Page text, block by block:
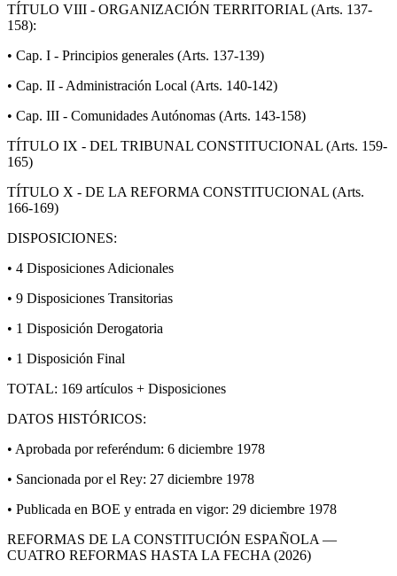
TÍTULO VIII - ORGANIZACIÓN TERRITORIAL (Arts. 137-
158):
• Cap. I - Principios generales (Arts. 137-139)
• Cap. II - Administración Local (Arts. 140-142)
• Cap. III - Comunidades Autónomas (Arts. 143-158)
TÍTULO IX - DEL TRIBUNAL CONSTITUCIONAL (Arts. 159-
165)
TÍTULO X - DE LA REFORMA CONSTITUCIONAL (Arts.
166-169)
DISPOSICIONES:
• 4 Disposiciones Adicionales
• 9 Disposiciones Transitorias
• 1 Disposición Derogatoria
• 1 Disposición Final
TOTAL: 169 artículos + Disposiciones
DATOS HISTÓRICOS:
• Aprobada por referéndum: 6 diciembre 1978
• Sancionada por el Rey: 27 diciembre 1978
• Publicada en BOE y entrada en vigor: 29 diciembre 1978
REFORMAS DE LA CONSTITUCIÓN ESPAÑOLA —
CUATRO REFORMAS HASTA LA FECHA (2026)